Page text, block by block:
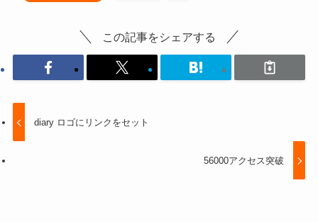
この記事をシェアする
diary ロゴにリンクをセット
56000アクセス突破